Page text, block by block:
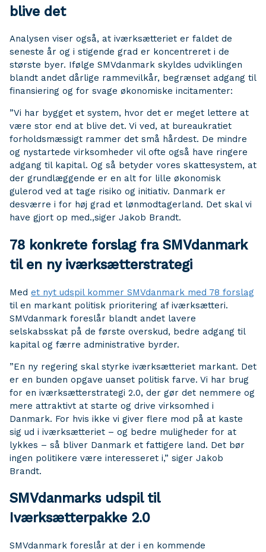
blive det
Analysen viser også, at iværksætteriet er faldet de
seneste år og i stigende grad er koncentreret i de
største byer. Ifølge SMVdanmark skyldes udviklingen
blandt andet dårlige rammevilkår, begrænset adgang til
finansiering og for svage økonomiske incitamenter:
”Vi har bygget et system, hvor det er meget lettere at
være stor end at blive det. Vi ved, at bureaukratiet
forholdsmæssigt rammer det små hårdest. De mindre
og nystartede virksomheder vil ofte også have ringere
adgang til kapital. Og så betyder vores skattesystem, at
der grundlæggende er en alt for lille økonomisk
gulerod ved at tage risiko og initiativ. Danmark er
desværre i for høj grad et lønmodtagerland. Det skal vi
have gjort op med.,siger Jakob Brandt.
78 konkrete forslag fra SMVdanmark
til en ny iværksætterstrategi
Med et nyt udspil kommer SMVdanmark med 78 forslag
til en markant politisk prioritering af iværksætteri.
SMVdanmark foreslår blandt andet lavere
selskabsskat på de første overskud, bedre adgang til
kapital og færre administrative byrder.
”En ny regering skal styrke iværksætteriet markant. Det
er en bunden opgave uanset politisk farve. Vi har brug
for en iværksætterstrategi 2.0, der gør det nemmere og
mere attraktivt at starte og drive virksomhed i
Danmark. For hvis ikke vi giver flere mod på at kaste
sig ud i iværksætteriet – og bedre muligheder for at
lykkes – så bliver Danmark et fattigere land. Det bør
ingen politikere være interesseret i,” siger Jakob
Brandt.
SMVdanmarks udspil til
Iværksætterpakke 2.0
SMVdanmark foreslår at der i en kommende